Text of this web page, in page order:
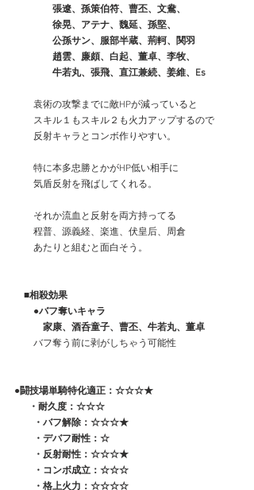
張遼、孫策伯符、曹丕、文鴦、
徐晃、アテナ、魏延、孫堅、
公孫サン、服部半蔵、荊軻、関羽
趙雲、廉頗、白起、董卓、李牧、
牛若丸、張飛、直江兼続、姜維、Es
袁術の攻撃までに敵HPが減っていると
スキル１もスキル２も火力アップするので
反射キャラとコンボ作りやすい。
特に本多忠勝とかがHP低い相手に
気盾反射を飛ばしてくれる。
それか流血と反射を両方持ってる
程普、源義経、楽進、伏皇后、周倉
あたりと組むと面白そう。
■相殺効果
●バフ奪いキャラ
家康、酒呑童子、曹丕、牛若丸、董卓
バフ奪う前に剥がしちゃう可能性
●闘技場単騎特化適正：☆☆☆★
・耐久度：☆☆☆
・バフ解除：☆☆☆★
・デバフ耐性：☆
・反射耐性：☆☆☆★
・コンボ成立：☆☆☆
・格上火力：☆☆☆☆